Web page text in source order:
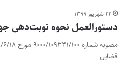
۲۲ شهریور ۱۳۹۹
دستورالعمل نحوه نوبت‌دهی
قضایی